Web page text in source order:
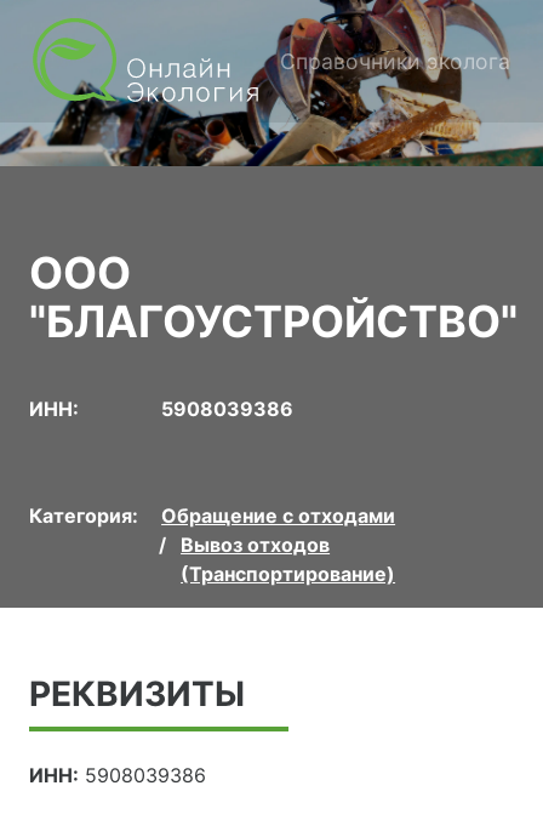
Справочники эколога
ООО
"БЛАГОУСТРОЙСТВО"
ИНН: 5908039386
Категория:
Обращение с отходами
Вывоз отходов
(Транспортирование)
РЕКВИЗИТЫ
ИНН: 5908039386